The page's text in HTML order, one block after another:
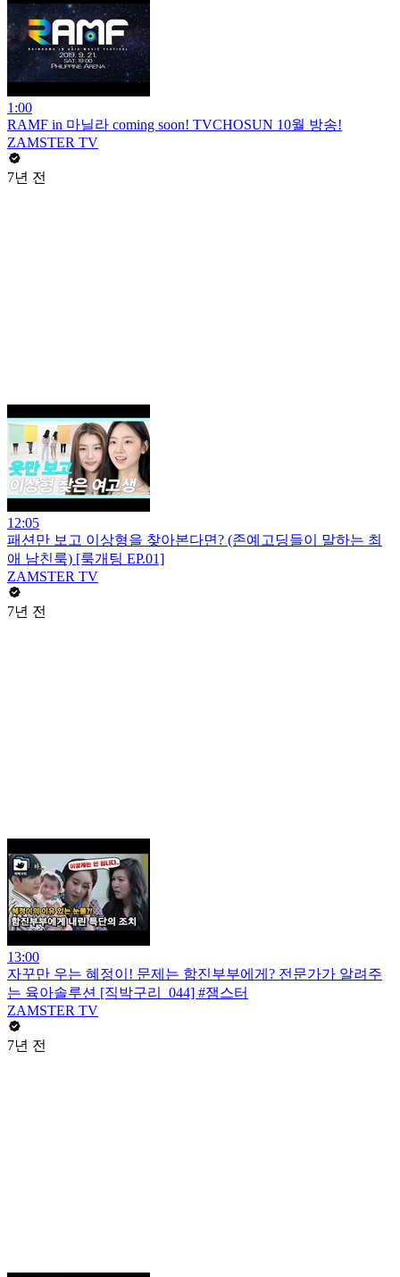
1:00
RAMF in 마닐라 coming soon! TVCHOSUN 10월 방송!
ZAMSTER TV
7년 전
12:05
패션만 보고 이상형을 찾아본다면? (존예고딩들이 말하는 최
애 남친룩) [룩개팅 EP.01]
ZAMSTER TV
7년 전
13:00
자꾸만 우는 혜정이! 문제는 함진부부에게? 전문가가 알려주
는 육아솔루션 [직박구리_044] #잼스터
ZAMSTER TV
7년 전